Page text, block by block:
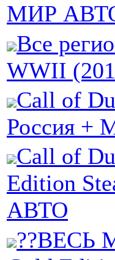
МИР
Все
WWII
Call of
Россия
Call of
Edition
АВТО
??ВЕСЬ